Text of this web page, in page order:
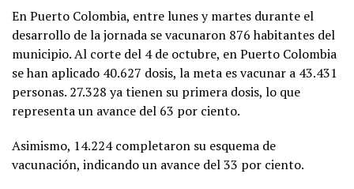
En Puerto Colombia, entre lunes y martes durante el
desarrollo de la jornada se vacunaron 876 habitantes del
municipio. Al corte del 4 de octubre, en Puerto Colombia
se han aplicado 40.627 dosis, la meta es vacunar a 43.431
personas. 27.328 ya tienen su primera dosis, lo que
representa un avance del 63 por ciento.
Asimismo, 14.224 completaron su esquema de
vacunación, indicando un avance del 33 por ciento.